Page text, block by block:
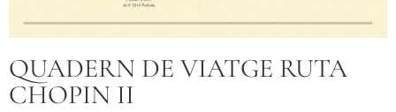
QUADERN DE VIATGE RUTA
CHOPIN II